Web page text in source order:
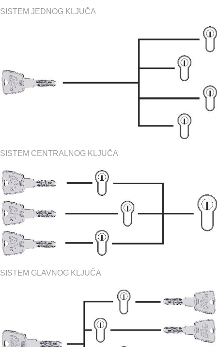
SISTEM JEDNOG KLJUČA
SISTEM CENTRALNOG KLJUČA
SISTEM GLAVNOG KLJUČA